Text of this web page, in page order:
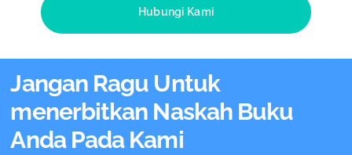
Hubungi Kami
Jangan Ragu Untuk
menerbitkan Naskah Buku
Anda Pada Kami